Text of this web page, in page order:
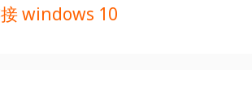
windows 10